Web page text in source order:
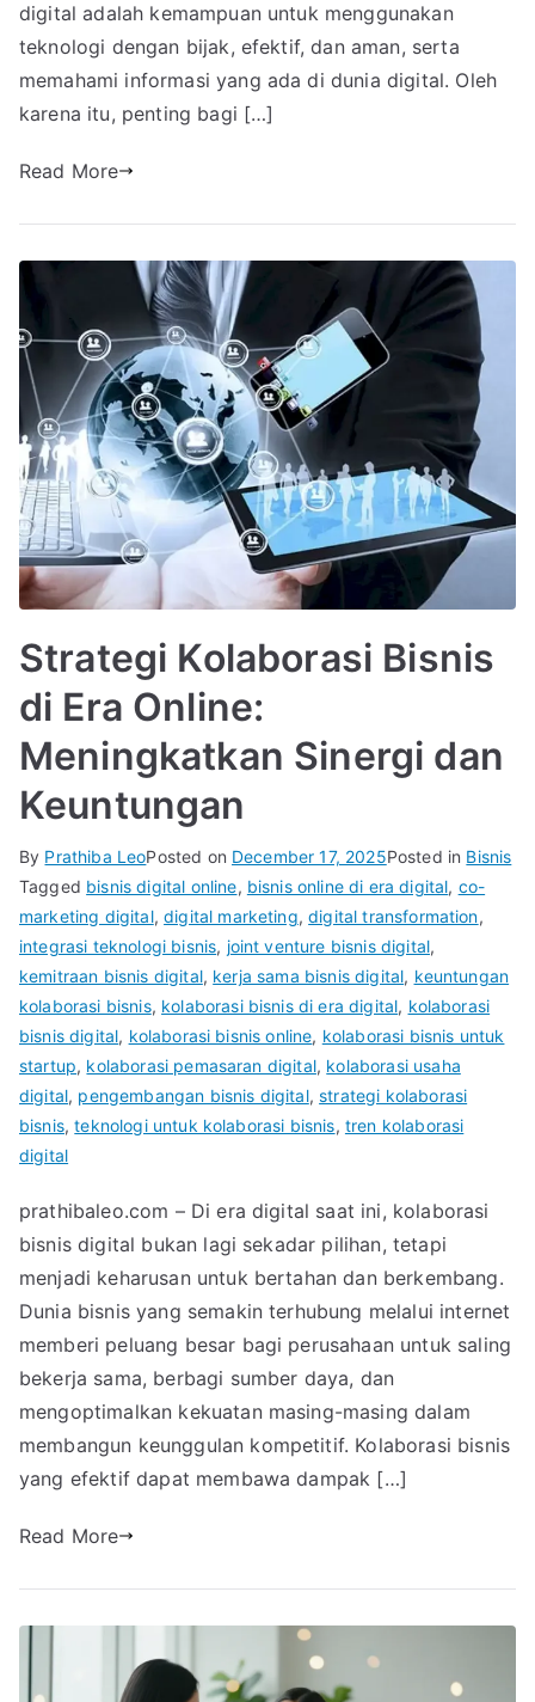
digital adalah kemampuan untuk menggunakan
teknologi dengan bijak, efektif, dan aman, serta
memahami informasi yang ada di dunia digital. Oleh
karena itu, penting bagi […]
Read More
Strategi Kolaborasi Bisnis
di Era Online:
Meningkatkan Sinergi dan
Keuntungan
By Prathiba LeoPosted on December 17, 2025Posted in Bisnis
Tagged bisnis digital online, bisnis online di era digital, co-
marketing digital,digital marketing,digital transformation,
integrasi teknologi bisnis, joint venture bisnis digital,
kemitraan bisnis digital, kerja sama bisnis digital, keuntungan
kolaborasi bisnis, kolaborasi bisnis di era digital, kolaborasi
bisnis digital, kolaborasi bisnis online, kolaborasi bisnis untuk
startup, kolaborasi pemasaran digital, kolaborasi usaha
digital, pengembangan bisnis digital,strategi kolaborasi
bisnis,teknologi untuk kolaborasi bisnis, tren kolaborasi
digital
prathibaleo.com – Di era digital saat ini, kolaborasi
bisnis digital bukan lagi sekadar pilihan, tetapi
menjadi keharusan untuk bertahan dan berkembang.
Dunia bisnis yang semakin terhubung melalui internet
memberi peluang besar bagi perusahaan untuk saling
bekerja sama, berbagi sumber daya, dan
mengoptimalkan kekuatan masing-masing dalam
membangun keunggulan kompetitif. Kolaborasi bisnis
yang efektif dapat membawa dampak […]
Read More